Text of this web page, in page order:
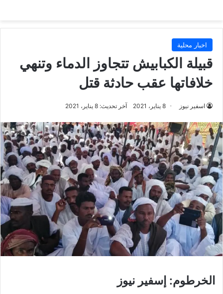
اخبار محلية
قبيلة الكبابيش تتجاوز الدماء وتنهي
خلافاتها عقب حادثة قتل
اسفير نيوز 8 يناير، 2021 آخر تحديث: 8 يناير، 2021
الخرطوم: إسفير نيوز